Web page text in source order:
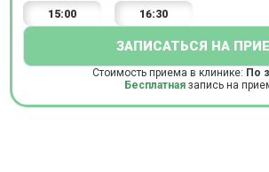
15:00 16:30
ЗАПИСАТЬСЯ НА
Стоимость приема в клинике: По
Бесплатная запись на